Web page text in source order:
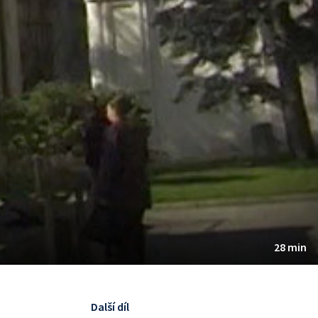
28 min
Další díl